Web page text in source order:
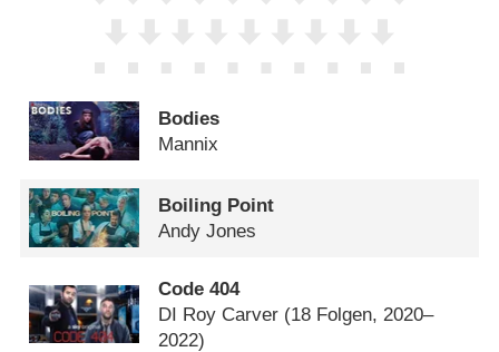
Bodies
Mannix
Boiling Point
Andy Jones
Code 404
DI Roy Carver (18 Folgen, 2020–
2022)